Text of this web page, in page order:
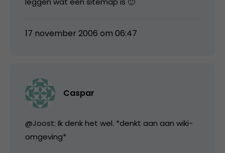
17 november 2006 om 06:47
Caspar
@Joost: Ik denk het wel. *denkt aan aan wiki-
omgeving*